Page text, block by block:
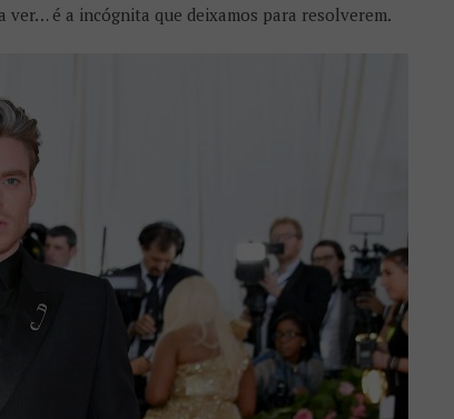
ver… é a incógnita que deixamos para resolverem.